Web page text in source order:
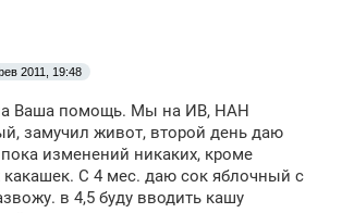
2011, 19:48
Ваша помощь. Мы на ИВ, НАН
замучил живот, второй день даю
изменений никаких, кроме
С 4 мес. даю сок яблочный с
в 4,5 буду вводить кашу